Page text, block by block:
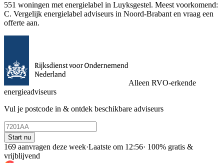
551 woningen met energielabel in Luyksgestel. Meest voorkomend:
C. Vergelijk energielabel adviseurs in Noord-Brabant en vraag een
offerte aan.
Alleen RVO-erkende
energieadviseurs
Vul je postcode in & ontdek beschikbare adviseurs
Start nu
169 aanvragen deze week·Laatste om 12:56· 100% gratis &
vrijblijvend